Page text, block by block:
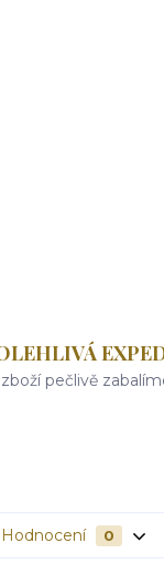
zboží pečlivě
Hodnocení 0